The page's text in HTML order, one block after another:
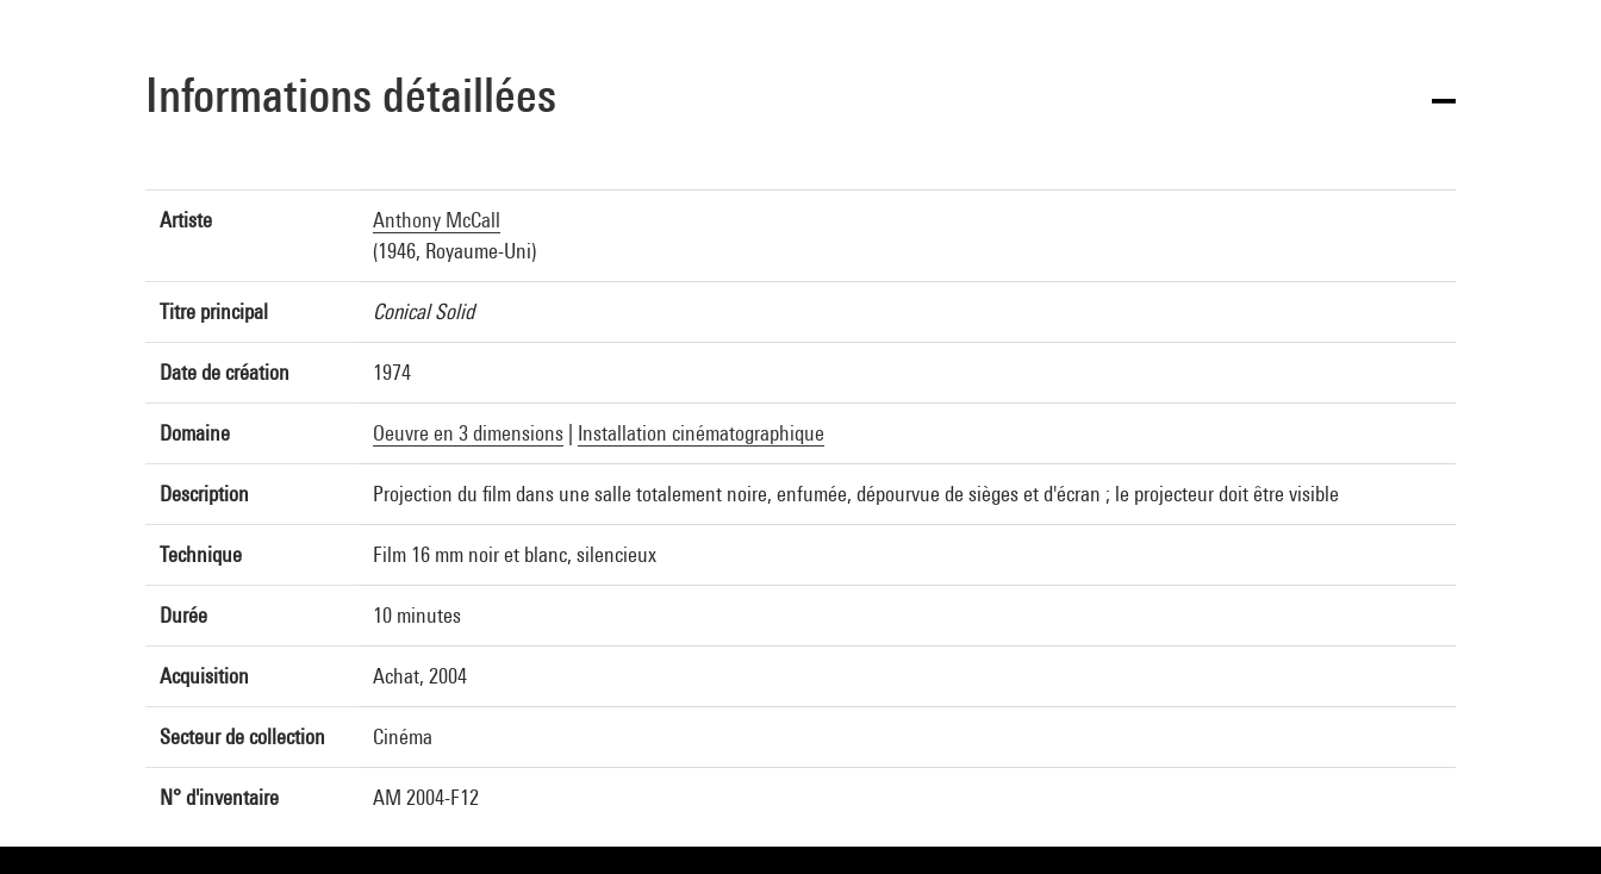
Informations détaillées
Artiste
Anthony McCall
(1946, Royaume-Uni)
Titre principal Conical Solid
Date de création 1974
Domaine Oeuvre en 3 dimensions Installation cinématographique
Description Projection du film dans une salle totalement noire, enfumée, dépourvue de sièges et d'écran ; le projecteur doit être visible
Technique Film 16 mm noir et blanc, silencieux
Durée 10 minutes
Acquisition Achat, 2004
Secteur de collection Cinéma
N° d'inventaire AM 2004-F12